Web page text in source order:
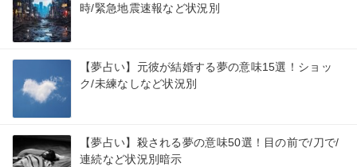
時/緊急地震速報など状況別
【夢占い】元彼が結婚する夢の意味15選！ショッ
ク/未練なしなど状況別
【夢占い】殺される夢の意味50選！目の前で/刀で/
連続など状況別暗示